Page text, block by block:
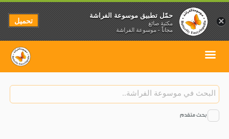
بحث متقدم
×
حمّل تطبيق موسوعة الفراشة
مكتبة صائغ
مجاناً - موسوعة الفراشة
تحميل